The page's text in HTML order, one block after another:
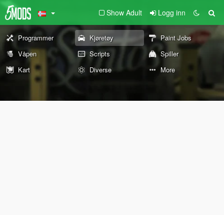
Show Adult Logg inn
Programmer Kjøretøy
Paint Jobs
Våpen
Scripts
Spiller
Kart
Diverse More